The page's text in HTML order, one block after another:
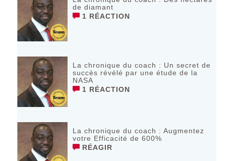
de diamant
1 RÉACTION
La chronique du coach : Un secret de
succès révélé par une étude de la
NASA
1 RÉACTION
La chronique du coach : Augmentez
votre Efficacité de 600%
RÉAGIR